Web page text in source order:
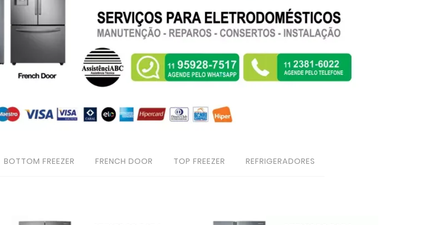
BOTTOM FREEZER FRENCH DOOR TOP FREEZER REFRIGERADORES